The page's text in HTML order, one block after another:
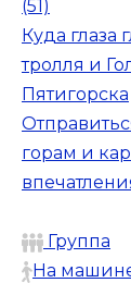
(51)
Куда глаза
тролля и
Пятигорска
горам и
Группа
На